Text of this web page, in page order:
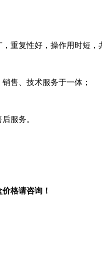
重复性好，操作用时短，
售、技术服务于一体；
服务。
格请咨询！